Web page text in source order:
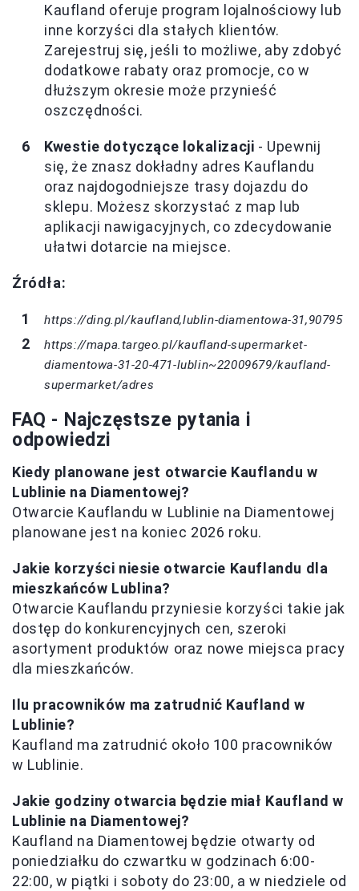
Kaufland oferuje program lojalnościowy lub
inne korzyści dla stałych klientów.
Zarejestruj się, jeśli to możliwe, aby zdobyć
dodatkowe rabaty oraz promocje, co w
dłuższym okresie może przynieść
oszczędności.
Kwestie dotyczące lokalizacji - Upewnij
się, że znasz dokładny adres Kauflandu
oraz najdogodniejsze trasy dojazdu do
sklepu. Możesz skorzystać z map lub
aplikacji nawigacyjnych, co zdecydowanie
ułatwi dotarcie na miejsce.
Źródła:
https://ding.pl/kaufland,lublin-diamentowa-31,90795
https://mapa.targeo.pl/kaufland-supermarket-
diamentowa-31-20-471-lublin~22009679/kaufland-
supermarket/adres
FAQ - Najczęstsze pytania i
odpowiedzi
Kiedy planowane jest otwarcie Kauflandu w
Lublinie na Diamentowej?
Otwarcie Kauflandu w Lublinie na Diamentowej
planowane jest na koniec 2026 roku.
Jakie korzyści niesie otwarcie Kauflandu dla
mieszkańców Lublina?
Otwarcie Kauflandu przyniesie korzyści takie jak
dostęp do konkurencyjnych cen, szeroki
asortyment produktów oraz nowe miejsca pracy
dla mieszkańców.
Ilu pracowników ma zatrudnić Kaufland w
Lublinie?
Kaufland ma zatrudnić około 100 pracowników
w Lublinie.
Jakie godziny otwarcia będzie miał Kaufland w
Lublinie na Diamentowej?
Kaufland na Diamentowej będzie otwarty od
poniedziałku do czwartku w godzinach 6:00-
22:00, w piątki i soboty do 23:00, a w niedziele od